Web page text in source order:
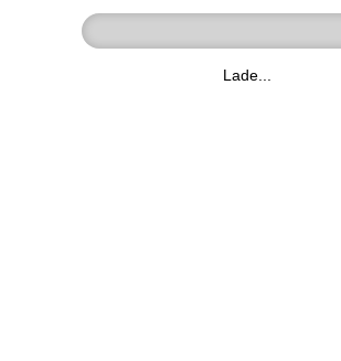
Lade...